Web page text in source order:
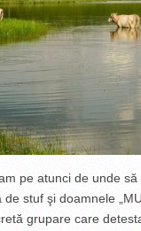
atunci de unde să
stuf şi doamnele
grupare care